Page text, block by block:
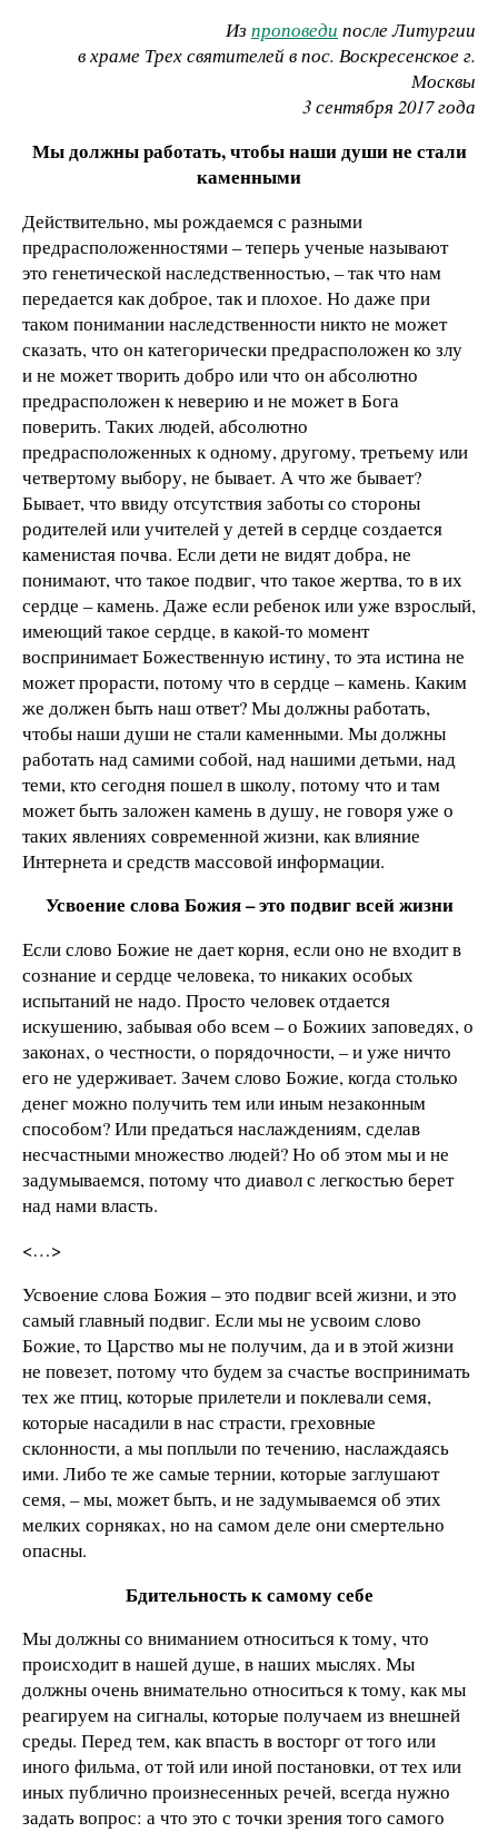
Изпроповеди после Литургии
в храме Трех святителей в пос. Воскресенское г.
Москвы
3 сентября 2017 года
Мы должны работать, чтобы наши души не стали
каменными
Действительно, мы рождаемся с разными
предрасположенностями – теперь ученые называют
это генетической наследственностью, – так что нам
передается как доброе, так и плохое. Но даже при
таком понимании наследственности никто не может
сказать, что он категорически предрасположен ко злу
и не может творить добро или что он абсолютно
предрасположен к неверию и не может в Бога
поверить. Таких людей, абсолютно
предрасположенных к одному, другому, третьему или
четвертому выбору, не бывает. А что же бывает?
Бывает, что ввиду отсутствия заботы со стороны
родителей или учителей у детей в сердце создается
каменистая почва. Если дети не видят добра, не
понимают, что такое подвиг, что такое жертва, то в их
сердце – камень. Даже если ребенок или уже взрослый,
имеющий такое сердце, в какой-то момент
воспринимает Божественную истину, то эта истина не
может прорасти, потому что в сердце – камень. Каким
же должен быть наш ответ? Мы должны работать,
чтобы наши души не стали каменными. Мы должны
работать над самими собой, над нашими детьми, над
теми, кто сегодня пошел в школу, потому что и там
может быть заложен камень в душу, не говоря уже о
таких явлениях современной жизни, как влияние
Интернета и средств массовой информации.
Усвоение слова Божия – это подвиг всей жизни
Если слово Божие не дает корня, если оно не входит в
сознание и сердце человека, то никаких особых
испытаний не надо. Просто человек отдается
искушению, забывая обо всем – о Божиих заповедях, о
законах, о честности, о порядочности, – и уже ничто
его не удерживает. Зачем слово Божие, когда столько
денег можно получить тем или иным незаконным
способом? Или предаться наслаждениям, сделав
несчастными множество людей? Но об этом мы и не
задумываемся, потому что диавол с легкостью берет
над нами власть.
<…>
Усвоение слова Божия – это подвиг всей жизни, и это
самый главный подвиг. Если мы не усвоим слово
Божие, то Царство мы не получим, да и в этой жизни
не повезет, потому что будем за счастье воспринимать
тех же птиц, которые прилетели и поклевали семя,
которые насадили в нас страсти, греховные
склонности, а мы поплыли по течению, наслаждаясь
ими. Либо те же самые тернии, которые заглушают
семя, – мы, может быть, и не задумываемся об этих
мелких сорняках, но на самом деле они смертельно
опасны.
Бдительность к самому себе
Мы должны со вниманием относиться к тому, что
происходит в нашей душе, в наших мыслях. Мы
должны очень внимательно относиться к тому, как мы
реагируем на сигналы, которые получаем из внешней
среды. Перед тем, как впасть в восторг от того или
иного фильма, от той или иной постановки, от тех или
иных публично произнесенных речей, всегда нужно
задать вопрос: а что это с точки зрения того самого